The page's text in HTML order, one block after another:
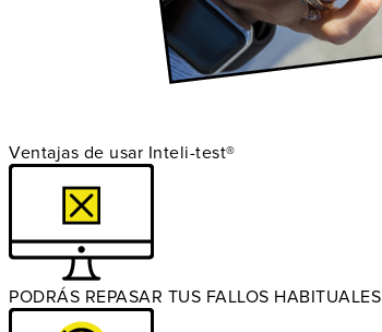
Ventajas de usar Inteli-test®
PODRÁS REPASAR TUS FALLOS HABITUALES